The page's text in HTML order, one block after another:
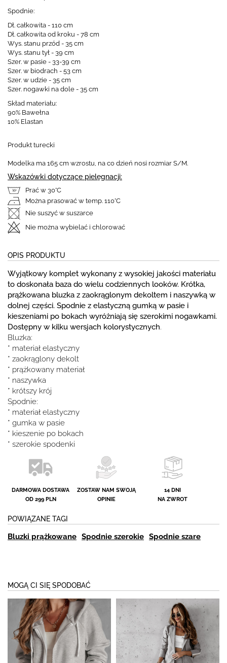
Spodnie:
Dł. całkowita - 110 cm
Dł. całkowita od kroku - 78 cm
Wys. stanu przód - 35 cm
Wys. stanu tył - 39 cm
Szer. w pasie - 33-39 cm
Szer. w biodrach - 53 cm
Szer. w udzie - 35 cm
Szer. nogawki na dole - 35 cm
Skład materiału:
90% Bawełna
10% Elastan
Produkt turecki
Modelka ma 165 cm wzrostu, na co dzień nosi rozmiar S/M.
Wskazówki dotyczące pielęgnacji:
Prać w 30°C
Można prasować w temp. 110°C
Nie suszyć w suszarce
Nie można wybielać i chlorować
OPIS PRODUKTU
Wyjątkowy komplet wykonany z wysokiej jakości materiału
to doskonała baza do wielu codziennych looków. Krótka,
prążkowana bluzka z zaokrąglonym dekoltem i naszywką w
dolnej części. Spodnie z elastyczną gumką w pasie i
kieszeniami po bokach wyróżniają się szerokimi nogawkami.
Dostępny w kilku wersjach kolorystycznych.
Bluzka:
* materiał elastyczny
* zaokrąglony dekolt
* prążkowany materiał
* naszywka
* krótszy krój
Spodnie:
* materiał elastyczny
* gumka w pasie
* kieszenie po bokach
* szerokie spodenki
DARMOWA DOSTAWA
OD 299 PLN
ZOSTAW NAM SWOJĄ
OPINIE
14 DNI
NA ZWROT
POWIĄZANE TAGI
Bluzki prążkowane Spodnie szerokie Spodnie szare
MOGĄ CI SIĘ SPODOBAĆ